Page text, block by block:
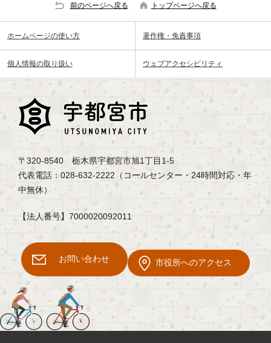
前のページへ戻る トップページへ戻る
ホームページの使い方 著作権・免責事項
個人情報の取り扱い ウェブアクセシビリティ
〒320-8540 栃木県宇都宮市旭1丁目1-5
代表電話：028-632-2222（コールセンター・24時間対応・年
中無休）
【法人番号】7000020092011
お問い合わせ 市役所へのアクセス